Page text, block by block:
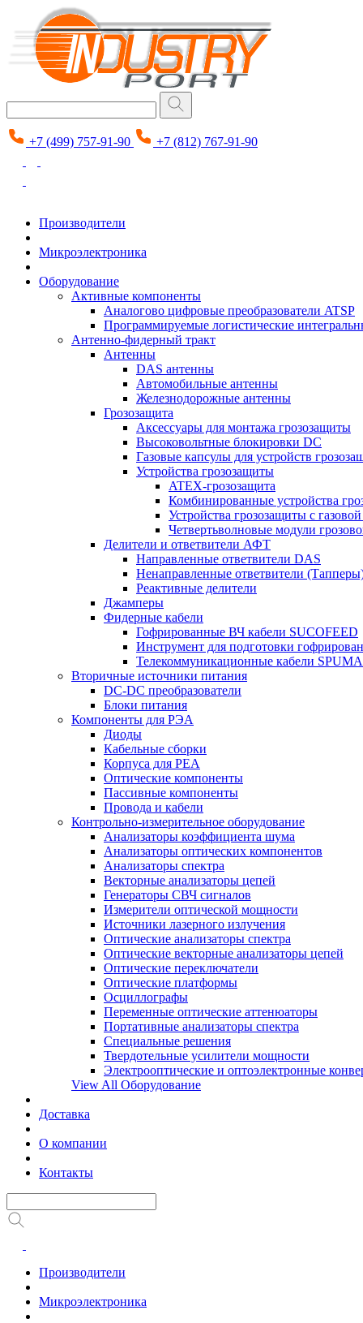
+7 (499) 757-91-90 +7 (812) 767-91-90
Производители
Микроэлектроника
Оборудование
Активные компоненты
Аналогово цифровые преобразователи ATSP
Программируемые логистические
Антенно-фидерный тракт
Антенны
DAS антенны
Автомобильные антенны
Железнодорожные антенны
Грозозащита
Аксессуары для монтажа грозозащиты
Высоковольтные блокировки DC
Газовые капсулы для устройств
Устройства грозозащиты
ATEX-грозозащита
Комбинированные устройства
Устройства грозозащиты с
Четвертьволновые модули
Делители и ответвители АФТ
Направленные ответвители DAS
Ненаправленные ответвители
Реактивные делители
Джамперы
Фидерные кабели
Гофрированные ВЧ кабели SUCOFEED
Инструмент для подготовки
Телекоммуникационные кабели SPUMA
Вторичные источники питания
DC-DC преобразователи
Блоки питания
Компоненты для РЭА
Диоды
Кабельные сборки
Корпуса для РЕА
Оптические компоненты
Пассивные компоненты
Провода и кабели
Контрольно-измерительное оборудование
Анализаторы коэффициента шума
Анализаторы оптических компонентов
Анализаторы спектра
Векторные анализаторы цепей
Генераторы СВЧ сигналов
Измерители оптической мощности
Источники лазерного излучения
Оптические анализаторы спектра
Оптические векторные анализаторы цепей
Оптические переключатели
Оптические платформы
Осциллографы
Переменные оптические аттенюаторы
Портативные анализаторы спектра
Специальные решения
Твердотельные усилители мощности
Электрооптические и оптоэлектронные
View All Оборудование
Доставка
О компании
Контакты
Производители
Микроэлектроника